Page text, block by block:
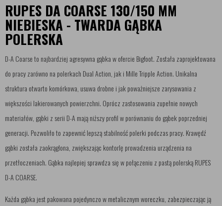
RUPES DA COARSE 130/150 MM
NIEBIESKA - TWARDA GĄBKA
POLERSKA
D-A Coarse to najbardziej agresywna gąbka w ofercie Bigfoot. Została zaprojektowana
do pracy zarówno na polerkach Dual Action, jak i Mille Tripple Action. Unikalna
struktura otwarto komórkowa, usuwa drobne i jak poważniejsze zarysowania z
większości lakierowanych powierzchni. Oprócz zastosowania zupełnie nowych
materiałów, gąbki z serii D-A mają niższy profil w porównaniu do gąbek poprzedniej
generacji. Pozwoliło to zapewnić lepszą stabilność polerki podczas pracy. Krawędź
gąbki została zaokrąglona, zwiększając kontorlę prowadzenia urządzenia na
przetłoczeniach. Gąbka najlepiej sprawdza się w połączeniu z pastą polerską RUPES
D-A COARSE.
Każda gąbka jest pakowana pojedynczo w metalicznym woreczku, zabezpieczając ją